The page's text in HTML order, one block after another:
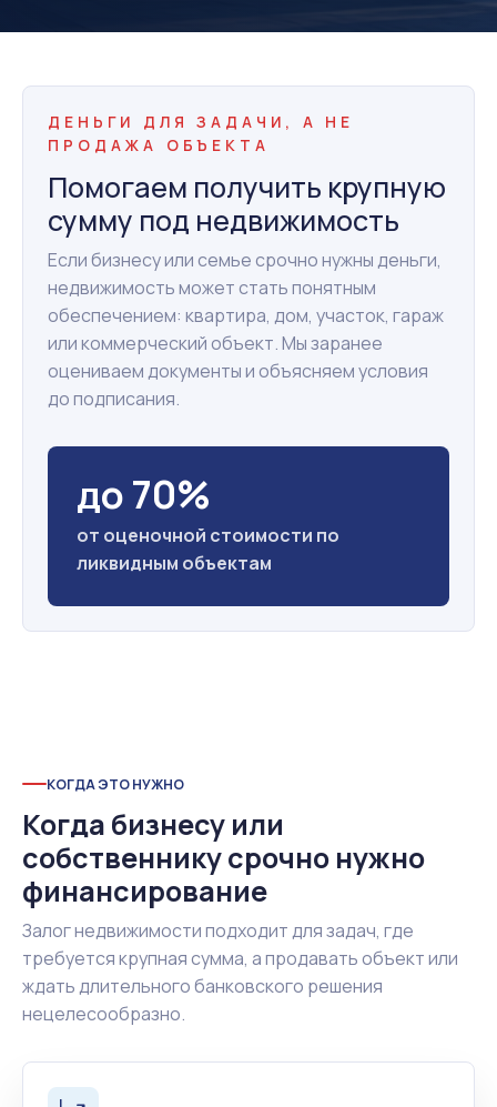
ДЕНЬГИ ДЛЯ ЗАДАЧИ, А НЕ
ПРОДАЖА ОБЪЕКТА
Помогаем получить крупную
сумму под недвижимость
Если бизнесу или семье срочно нужны деньги,
недвижимость может стать понятным
обеспечением: квартира, дом, участок, гараж
или коммерческий объект. Мы заранее
оцениваем документы и объясняем условия
до подписания.
до 70%
от оценочной стоимости по
ликвидным объектам
КОГДА ЭТО НУЖНО
Когда бизнесу или
собственнику срочно нужно
финансирование
Залог недвижимости подходит для задач, где
требуется крупная сумма, а продавать объект или
ждать длительного банковского решения
нецелесообразно.